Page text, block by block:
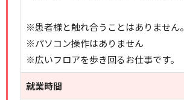
※患者様と触れ合うことはありません。
※パソコン操作はありません
※広いフロアを歩き回るお仕事です。
就業時間